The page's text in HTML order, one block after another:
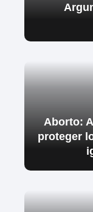
Aborto:
proteger